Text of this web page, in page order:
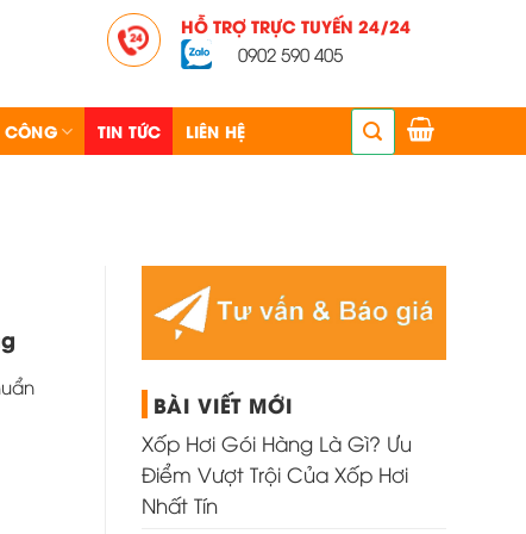
HỖ TRỢ TRỰC TUYẾN 24/24
0902 590 405
CÔNG TIN TỨC LIÊN HỆ
BÀI VIẾT MỚI
Xốp Hơi Gói Hàng Là Gì? Ưu
Điểm Vượt Trội Của Xốp Hơi
Nhất Tín